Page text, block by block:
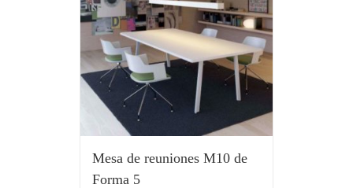
Mesa de reuniones M10 de
Forma 5